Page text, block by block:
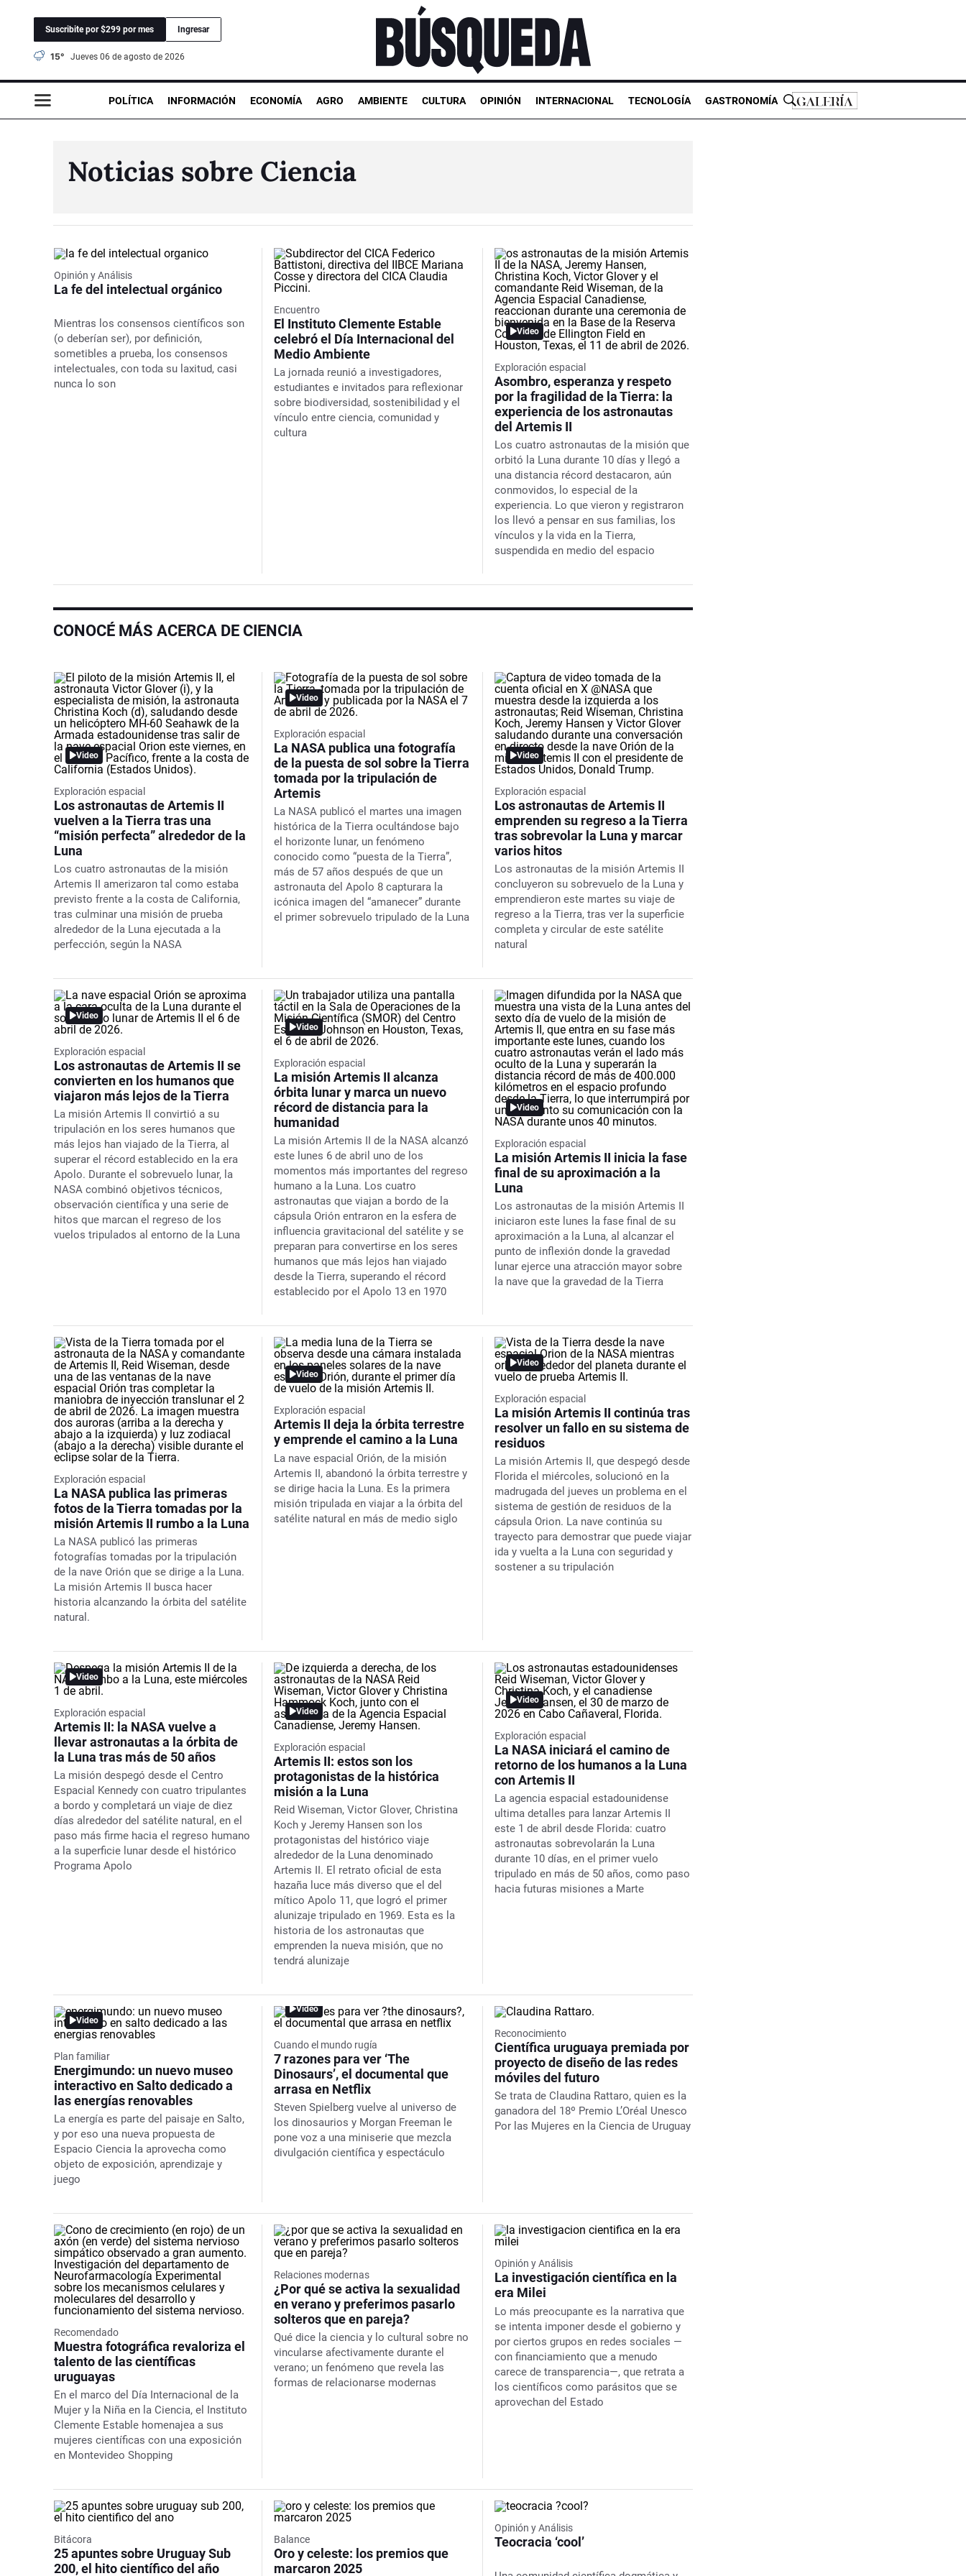
Suscribite por $299 por mes Ingresar
15° jueves 06 de agosto de 2026
POLÍTICA INFORMACIÓN ECONOMÍA AGRO AMBIENTE CULTURA OPINIÓN INTERNACIONAL TECNOLOGÍA GASTRONOMÍA
Noticias sobre Ciencia
Opinión y Análisis
La fe del intelectual orgánico
Mientras los consensos científicos son
(o deberían ser), por definición,
sometibles a prueba, los consensos
intelectuales, con toda su laxitud, casi
nunca lo son
Encuentro
El Instituto Clemente Estable
celebró el Día Internacional del
Medio Ambiente
La jornada reunió a investigadores,
estudiantes e invitados para reflexionar
sobre biodiversidad, sostenibilidad y el
vínculo entre ciencia, comunidad y
cultura
Video
Exploración espacial
Asombro, esperanza y respeto
por la fragilidad de la Tierra: la
experiencia de los astronautas
del Artemis II
Los cuatro astronautas de la misión que
orbitó la Luna durante 10 días y llegó a
una distancia récord destacaron, aún
conmovidos, lo especial de la
experiencia. Lo que vieron y registraron
los llevó a pensar en sus familias, los
vínculos y la vida en la Tierra,
suspendida en medio del espacio
CONOCÉ MÁS ACERCA DE CIENCIA
Video
Exploración espacial
Los astronautas de Artemis II
vuelven a la Tierra tras una
“misión perfecta” alrededor de la
Luna
Los cuatro astronautas de la misión
Artemis II amerizaron tal como estaba
previsto frente a la costa de California,
tras culminar una misión de prueba
alrededor de la Luna ejecutada a la
perfección, según la NASA
Video
Exploración espacial
La NASA publica una fotografía
de la puesta de sol sobre la Tierra
tomada por la tripulación de
Artemis
La NASA publicó el martes una imagen
histórica de la Tierra ocultándose bajo
el horizonte lunar, un fenómeno
conocido como “puesta de la Tierra”,
más de 57 años después de que un
astronauta del Apolo 8 capturara la
icónica imagen del “amanecer” durante
el primer sobrevuelo tripulado de la Luna
Video
Exploración espacial
Los astronautas de Artemis II
emprenden su regreso a la Tierra
tras sobrevolar la Luna y marcar
varios hitos
Los astronautas de la misión Artemis II
concluyeron su sobrevuelo de la Luna y
emprendieron este martes su viaje de
regreso a la Tierra, tras ver la superficie
completa y circular de este satélite
natural
Video
Exploración espacial
Los astronautas de Artemis II se
convierten en los humanos que
viajaron más lejos de la Tierra
La misión Artemis II convirtió a su
tripulación en los seres humanos que
más lejos han viajado de la Tierra, al
superar el récord establecido en la era
Apolo. Durante el sobrevuelo lunar, la
NASA combinó objetivos técnicos,
observación científica y una serie de
hitos que marcan el regreso de los
vuelos tripulados al entorno de la Luna
Video
Exploración espacial
La misión Artemis II alcanza
órbita lunar y marca un nuevo
récord de distancia para la
humanidad
La misión Artemis II de la NASA alcanzó
este lunes 6 de abril uno de los
momentos más importantes del regreso
humano a la Luna. Los cuatro
astronautas que viajan a bordo de la
cápsula Orión entraron en la esfera de
influencia gravitacional del satélite y se
preparan para convertirse en los seres
humanos que más lejos han viajado
desde la Tierra, superando el récord
establecido por el Apolo 13 en 1970
Video
Exploración espacial
La misión Artemis II inicia la fase
final de su aproximación a la
Luna
Los astronautas de la misión Artemis II
iniciaron este lunes la fase final de su
aproximación a la Luna, al alcanzar el
punto de inflexión donde la gravedad
lunar ejerce una atracción mayor sobre
la nave que la gravedad de la Tierra
Exploración espacial
La NASA publica las primeras
fotos de la Tierra tomadas por la
misión Artemis II rumbo a la Luna
La NASA publicó las primeras
fotografías tomadas por la tripulación
de la nave Orión que se dirige a la Luna.
La misión Artemis II busca hacer
historia alcanzando la órbita del satélite
natural.
Video
Exploración espacial
Artemis II deja la órbita terrestre
y emprende el camino a la Luna
La nave espacial Orión, de la misión
Artemis II, abandonó la órbita terrestre y
se dirige hacia la Luna. Es la primera
misión tripulada en viajar a la órbita del
satélite natural en más de medio siglo
Video
Exploración espacial
La misión Artemis II continúa tras
resolver un fallo en su sistema de
residuos
La misión Artemis II, que despegó desde
Florida el miércoles, solucionó en la
madrugada del jueves un problema en el
sistema de gestión de residuos de la
cápsula Orion. La nave continúa su
trayecto para demostrar que puede viajar
ida y vuelta a la Luna con seguridad y
sostener a su tripulación
Video
Exploración espacial
Artemis II: la NASA vuelve a
llevar astronautas a la órbita de
la Luna tras más de 50 años
La misión despegó desde el Centro
Espacial Kennedy con cuatro tripulantes
a bordo y completará un viaje de diez
días alrededor del satélite natural, en el
paso más firme hacia el regreso humano
a la superficie lunar desde el histórico
Programa Apolo
Video
Exploración espacial
Artemis II: estos son los
protagonistas de la histórica
misión a la Luna
Reid Wiseman, Victor Glover, Christina
Koch y Jeremy Hansen son los
protagonistas del histórico viaje
alrededor de la Luna denominado
Artemis II. El retrato oficial de esta
hazaña luce más diverso que el del
mítico Apolo 11, que logró el primer
alunizaje tripulado en 1969. Esta es la
historia de los astronautas que
emprenden la nueva misión, que no
tendrá alunizaje
Video
Exploración espacial
La NASA iniciará el camino de
retorno de los humanos a la Luna
con Artemis II
La agencia espacial estadounidense
ultima detalles para lanzar Artemis II
este 1 de abril desde Florida: cuatro
astronautas sobrevolarán la Luna
durante 10 días, en el primer vuelo
tripulado en más de 50 años, como paso
hacia futuras misiones a Marte
Video
Plan familiar
Energimundo: un nuevo museo
interactivo en Salto dedicado a
las energías renovables
La energía es parte del paisaje en Salto,
y por eso una nueva propuesta de
Espacio Ciencia la aprovecha como
objeto de exposición, aprendizaje y
juego
Video
Cuando el mundo rugía
7 razones para ver ‘The
Dinosaurs’, el documental que
arrasa en Netflix
Steven Spielberg vuelve al universo de
los dinosaurios y Morgan Freeman le
pone voz a una miniserie que mezcla
divulgación científica y espectáculo
Reconocimiento
Científica uruguaya premiada por
proyecto de diseño de las redes
móviles del futuro
Se trata de Claudina Rattaro, quien es la
ganadora del 18º Premio L’Oréal Unesco
Por las Mujeres en la Ciencia de Uruguay
Recomendado
Muestra fotográfica revaloriza el
talento de las científicas
uruguayas
En el marco del Día Internacional de la
Mujer y la Niña en la Ciencia, el Instituto
Clemente Estable homenajea a sus
mujeres científicas con una exposición
en Montevideo Shopping
Relaciones modernas
¿Por qué se activa la sexualidad
en verano y preferimos pasarlo
solteros que en pareja?
Qué dice la ciencia y lo cultural sobre no
vincularse afectivamente durante el
verano; un fenómeno que revela las
formas de relacionarse modernas
Opinión y Análisis
La investigación científica en la
era Milei
Lo más preocupante es la narrativa que
se intenta imponer desde el gobierno y
por ciertos grupos en redes sociales —
con financiamiento que a menudo
carece de transparencia—, que retrata a
los científicos como parásitos que se
aprovechan del Estado
Bitácora
25 apuntes sobre Uruguay Sub
200, el hito científico del año
Balance
Oro y celeste: los premios que
marcaron 2025
Opinión y Análisis
Teocracia ‘cool’